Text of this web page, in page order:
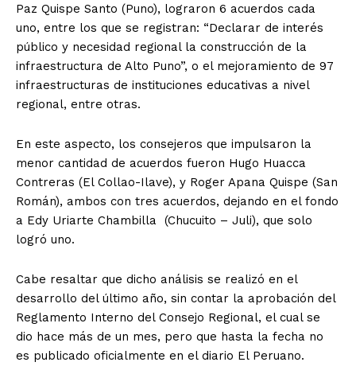
Paz Quispe Santo (Puno), lograron 6 acuerdos cada
uno, entre los que se registran: “Declarar de interés
público y necesidad regional la construcción de la
infraestructura de Alto Puno”, o el mejoramiento de 97
infraestructuras de instituciones educativas a nivel
regional, entre otras.
En este aspecto, los consejeros que impulsaron la
menor cantidad de acuerdos fueron Hugo Huacca
Contreras (El Collao-Ilave), y Roger Apana Quispe (San
Román), ambos con tres acuerdos, dejando en el fondo
a Edy Uriarte Chambilla (Chucuito – Juli), que solo
logró uno.
Cabe resaltar que dicho análisis se realizó en el
desarrollo del último año, sin contar la aprobación del
Reglamento Interno del Consejo Regional, el cual se
dio hace más de un mes, pero que hasta la fecha no
es publicado oficialmente en el diario El Peruano.